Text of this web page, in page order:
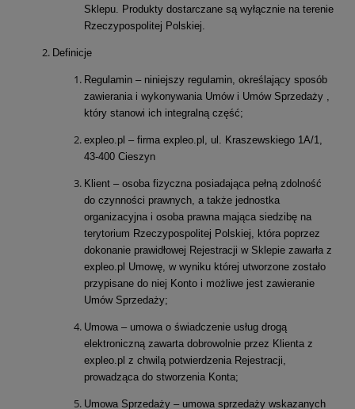
Sklepu. Produkty dostarczane są wyłącznie na terenie
Rzeczypospolitej Polskiej.
Definicje
Regulamin – niniejszy regulamin, określający sposób
zawierania i wykonywania Umów i Umów Sprzedaży ,
który stanowi ich integralną część;
expleo.pl – firma expleo.pl, ul. Kraszewskiego 1A/1,
43-400 Cieszyn
Klient – osoba fizyczna posiadająca pełną zdolność
do czynności prawnych, a także jednostka
organizacyjna i osoba prawna mająca siedzibę na
terytorium Rzeczypospolitej Polskiej, która poprzez
dokonanie prawidłowej Rejestracji w Sklepie zawarła z
expleo.pl Umowę, w wyniku której utworzone zostało
przypisane do niej Konto i możliwe jest zawieranie
Umów Sprzedaży;
Umowa – umowa o świadczenie usług drogą
elektroniczną zawarta dobrowolnie przez Klienta z
expleo.pl z chwilą potwierdzenia Rejestracji,
prowadząca do stworzenia Konta;
Umowa Sprzedaży – umowa sprzedaży wskazanych